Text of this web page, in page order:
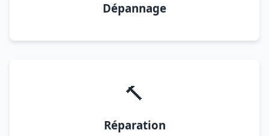
Dépannage
🔨
Réparation